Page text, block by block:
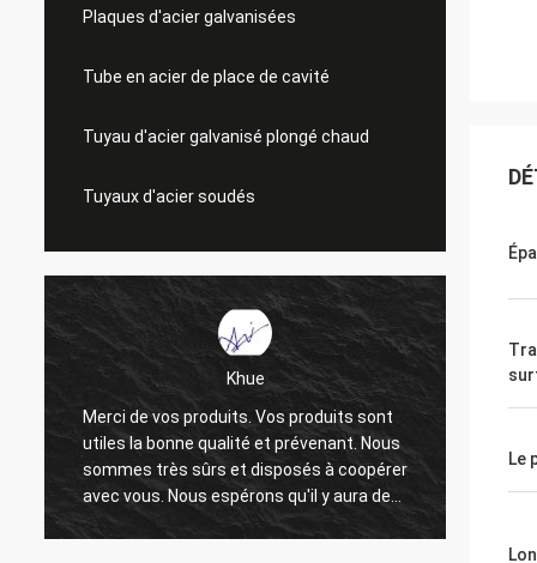
Plaques d'acier galvanisées
Tube en acier de place de cavité
Tuyau d'acier galvanisé plongé chaud
Tuyaux d'acier soudés
Khue
Merci de vos produits. Vos produits sont
utiles la bonne qualité et prévenant. Nous
sommes très sûrs et disposés à coopérer
avec vous. Nous espérons qu'il y aura des
occasions pour la coopération avec
très
et
Le